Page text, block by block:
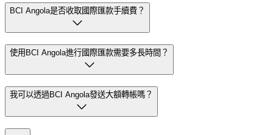
BCI Angola是否收取國際匯款手續費？
使用BCI Angola進行國際匯款需要多長時間？
我可以透過BCI Angola發送大額轉帳嗎？